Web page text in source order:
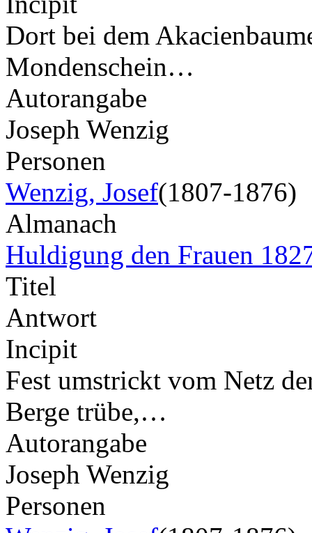
Dort bei dem
Mondenschein…
Autorangabe
Joseph Wenzig
Personen
Wenzig, Josef(1807-1876)
Almanach
Huldigung den Frauen
Titel
Antwort
Incipit
Fest umstrickt vom Netz
Berge trübe,…
Autorangabe
Joseph Wenzig
Personen